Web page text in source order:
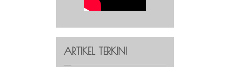
ARTIKEL TERKINI